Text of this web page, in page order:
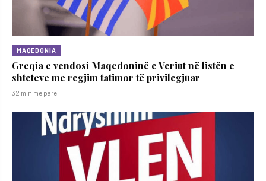
MAQEDONIA
Greqia e vendosi Maqedoninë e Veriut në listën e
shteteve me regjim tatimor të privilegjuar
32 min më parë